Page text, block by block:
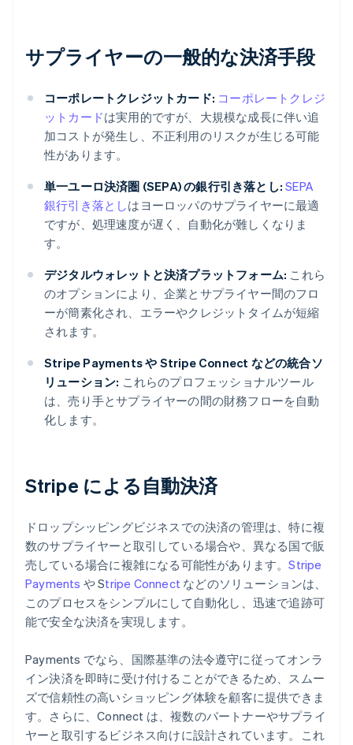
サプライヤーの一般的な決済手段
コーポレートクレジットカード: コーポレートクレジ
ットカードは実用的ですが、大規模な成長に伴い追
加コストが発生し、不正利用のリスクが生じる可能
性があります。
単一ユーロ決済圏 (SEPA) の銀行引き落とし: SEPA
銀行引き落としはヨーロッパのサプライヤーに最適
ですが、処理速度が遅く、自動化が難しくなりま
す。
デジタルウォレットと決済プラットフォーム: これら
のオプションにより、企業とサプライヤー間のフロ
ーが簡素化され、エラーやクレジットタイムが短縮
されます。
Stripe Payments や Stripe Connect などの統合ソ
リューション: これらのプロフェッショナルツール
は、売り手とサプライヤーの間の財務フローを自動
化します。
Stripe による自動決済
ドロップシッピングビジネスでの決済の管理は、特に複
数のサプライヤーと取引している場合や、異なる国で販
売している場合に複雑になる可能性があります。Stripe
Payments や Stripe Connect などのソリューションは、
このプロセスをシンプルにして自動化し、迅速で追跡可
能で安全な決済を実現します。
Payments でなら、国際基準の法令遵守に従ってオンラ
イン決済を即時に受け付けることができるため、スムー
ズで信頼性の高いショッピング体験を顧客に提供できま
す。さらに、Connect は、複数のパートナーやサプライ
ヤーと取引するビジネス向けに設計されています。これ